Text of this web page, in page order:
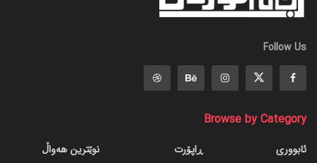
Follow Us
Browse by Category
ئابووری
ڕاپۆرت
نوێترین هەواڵ